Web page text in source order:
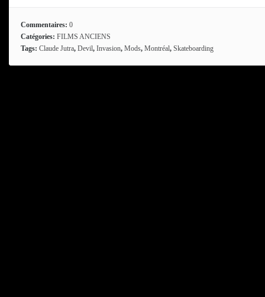
Commentaires: 0
Catégories: FILMS ANCIENS
Tags: Claude Jutra, Devil, Invasion, Mods, Montréal, Skateboarding